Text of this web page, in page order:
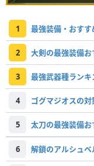
1 最強装備・おすす
2 大剣の最強装備お
3 最強武器種ランキ
4 ゴグマジオスの
5 太刀の最強装備お
6 解鎖のアルシュ